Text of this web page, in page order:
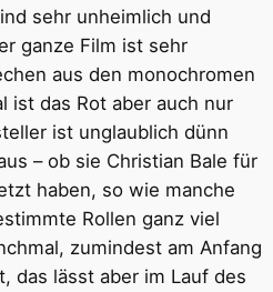
sehr unheimlich und
ganze Film ist sehr
aus den monochromen
ist das Rot aber auch nur
ist unglaublich dünn
– ob sie Christian Bale für
haben, so wie manche
Rollen ganz viel
zumindest am Anfang
das lässt aber im Lauf des